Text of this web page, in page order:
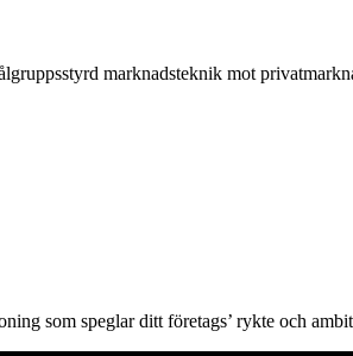
marknadsteknik mot
som speglar ditt företags’ rykte och